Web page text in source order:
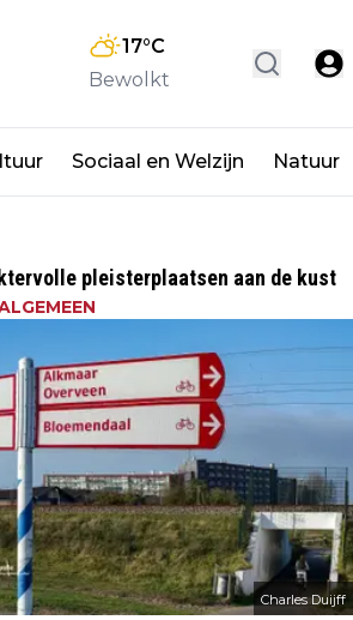
17°C
Bewolkt
Sociaal en Welzijn Natuur
pleisterplaatsen aan de kust
Charles Duijff